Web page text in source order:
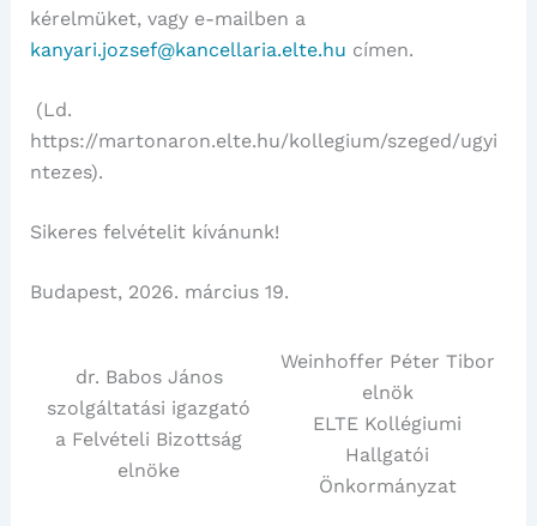
kérelmüket, vagy e-mailben a
kanyari.jozsef@kancellaria.elte.hu címen.
(Ld.
https://martonaron.elte.hu/kollegium/szeged/ugyi
ntezes).
Sikeres felvételit kívánunk!
Budapest, 2026. március 19.
dr. Babos János
szolgáltatási igazgató
a Felvételi Bizottság
elnöke
Weinhoffer Péter Tibor
elnök
ELTE Kollégiumi
Hallgatói
Önkormányzat